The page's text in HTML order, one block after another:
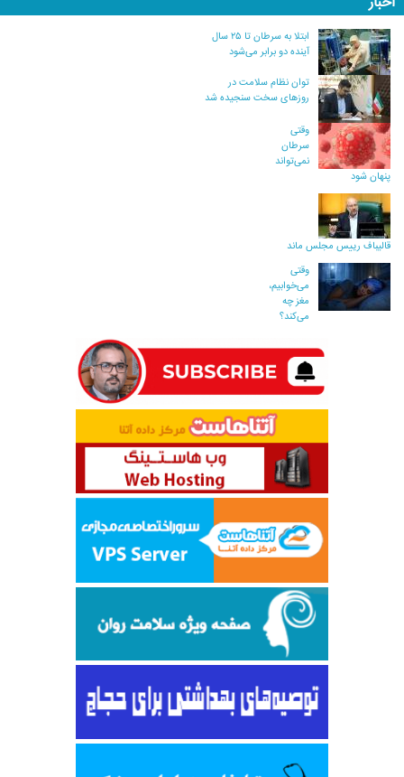
ابتلا به سرطان تا ۲۵ سال
آینده دو برابر می‌شود
توان نظام سلامت در
روزهای سخت سنجیده شد
وقتی
سرطان
نمی‌تواند
پنهان شود
قالیباف رییس مجلس ماند
وقتی
می‌خوابیم،
مغز چه
می‌کند؟